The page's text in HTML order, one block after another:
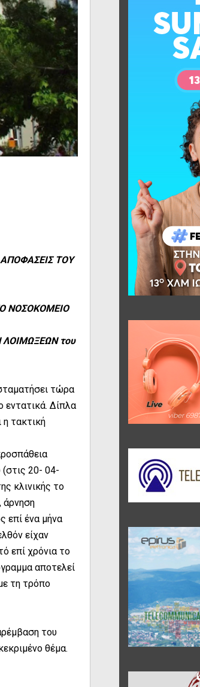
ΤΟΥ
ΝΟΣΟΚΟΜΕΙΟ
του
τώρα
εντατικά. Δίπλα
τακτική
(στις 20- 04-
κλινικής το
άρνηση
επί ένα μήνα
είχαν
επί χρόνια το
αποτελεί
τη τρόπο
του
θέμα.